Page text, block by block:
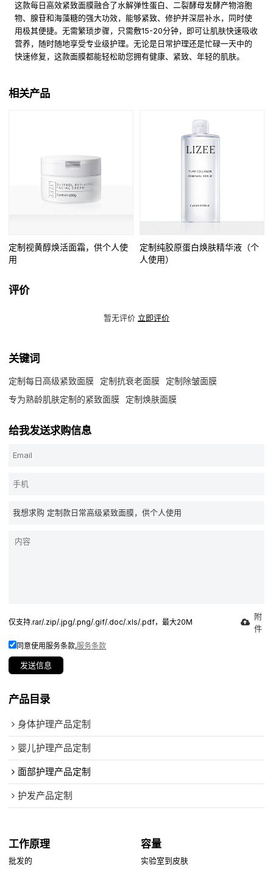
这款每日高效紧致面膜融合了水解弹性蛋白、二裂酵母发酵产物溶胞
物、腺苷和海藻糖的强大功效，能够紧致、修护并深层补水，同时使
用极其便捷。无需繁琐步骤，只需敷15-20分钟，即可让肌肤快速吸收
营养，随时随地享受专业级护理。无论是日常护理还是忙碌一天中的
快速修复，这款面膜都能轻松助您拥有健康、紧致、年轻的肌肤。
相关产品
定制视黄醇焕活面霜，供个人使
用
定制纯胶原蛋白焕肤精华液（个
人使用）
评价
暂无评价 立即评价
关键词
定制每日高级紧致面膜 定制抗衰老面膜
定制除皱面膜
专为熟龄肌肤定制的紧致面膜
定制焕肤面膜
给我发送求购信息
仅支持.rar/.zip/.jpg/.png/.gif/.doc/.xls/.pdf，最大20M
附
件
同意使用服务条款,服务条款
发送信息
产品目录
身体护理产品定制
婴儿护理产品定制
面部护理产品定制
护发产品定制
工作原理
批发的
容量
实验室到皮肤